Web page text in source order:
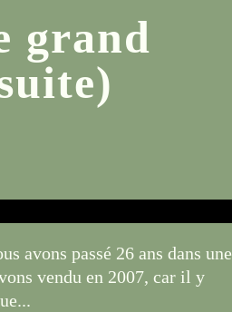
grand
avons passé 26 ans dans une
vendu en 2007, car il y